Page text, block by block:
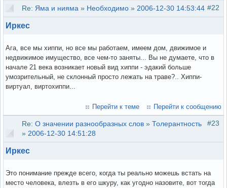
#22
Re: Яма и нияма » Необходимо » 2006-12-30 14:53:44
Иркес
Ага, все мы хиппи, но все мы работаем, имеем дом, движимое и
недвижимое имущество, все чем-то заняты... Вы не думаете, что в
начале 21 века возникает новый вид хиппи - эдакий больше
умозрительный, не склонный просто лежать на траве?.. Хиппи-
виртуал, виртохиппи...
Перейти к теме Перейти к сообщению
#23
Re: О значении разнообразных слов » Толерантность
» 2006-12-30 14:51:28
Иркес
Это понимание прежде всего, когда ты реально можешь встать на
место человека, влезть в его шкуру, как угодно назовите, вот тогда